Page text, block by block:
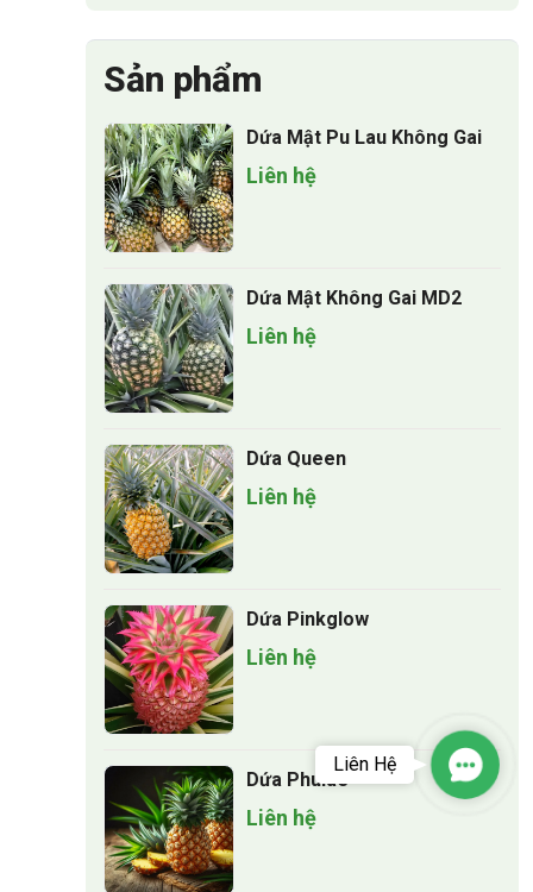
Sản phẩm
Dứa Mật Pu Lau Không Gai
Liên hệ
Dứa Mật Không Gai MD2
Liên hệ
Dứa Queen
Liên hệ
Dứa Pinkglow
Liên hệ
Dứa Phulae
Liên hệ
Liên Hệ